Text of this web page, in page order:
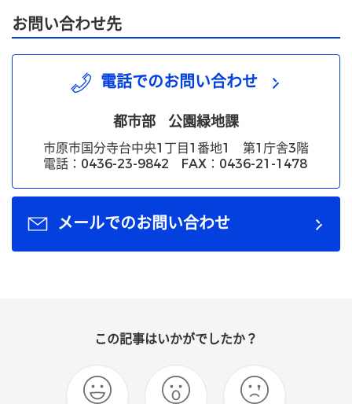
お問い合わせ先
電話でのお問い合わせ
都市部 公園緑地課
市原市国分寺台中央1丁目1番地1 第1庁舎3階
電話：0436-23-9842 FAX：0436-21-1478
メールでのお問い合わせ
この記事はいかがでしたか？